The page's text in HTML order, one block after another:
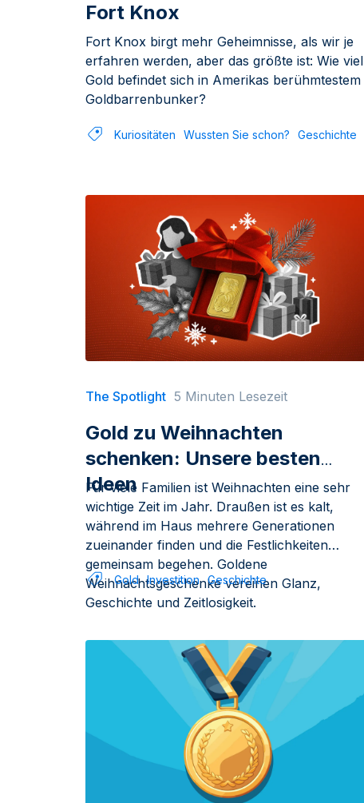
Fort Knox
Fort Knox birgt mehr Geheimnisse, als wir je
erfahren werden, aber das größte ist: Wie viel
Gold befindet sich in Amerikas berühmtestem
Goldbarrenbunker?
Kuriositäten Wussten Sie schon? Geschichte
The Spotlight 5 Minuten Lesezeit
Gold zu Weihnachten
schenken: Unsere besten
Ideen
Für viele Familien ist Weihnachten eine sehr
wichtige Zeit im Jahr. Draußen ist es kalt,
während im Haus mehrere Generationen
zueinander finden und die Festlichkeiten
gemeinsam begehen. Goldene
Weihnachtsgeschenke vereinen Glanz,
Geschichte und Zeitlosigkeit.
Gold Investition Geschichte